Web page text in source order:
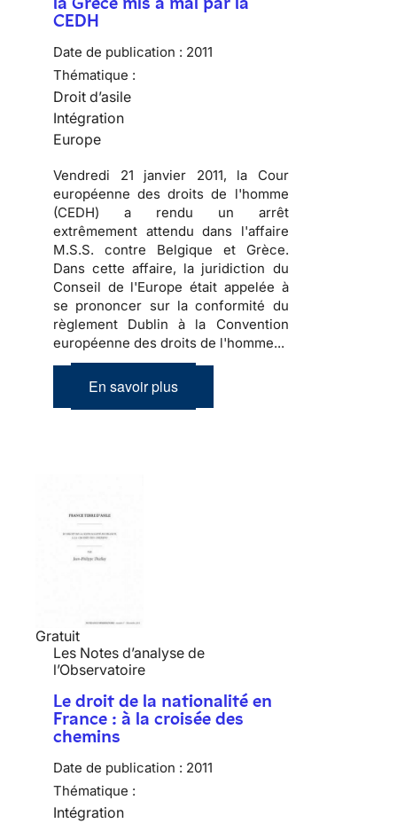
CEDH
Date de publication : 2011
Thématique :
Droit d’asile
Intégration
Europe
Vendredi 21 janvier 2011, la Cour
européenne des droits de l'homme
(CEDH) a rendu un arrêt
extrêmement attendu dans l'affaire
M.S.S. contre Belgique et Grèce.
Dans cette affaire, la juridiction du
Conseil de l'Europe était appelée à
se prononcer sur la conformité du
règlement Dublin à la Convention
européenne des droits de l'homme...
En savoir plus
Gratuit
Les Notes d’analyse de
l’Observatoire
Le droit de la nationalité en
France : à la croisée des
chemins
Date de publication : 2011
Thématique :
Intégration